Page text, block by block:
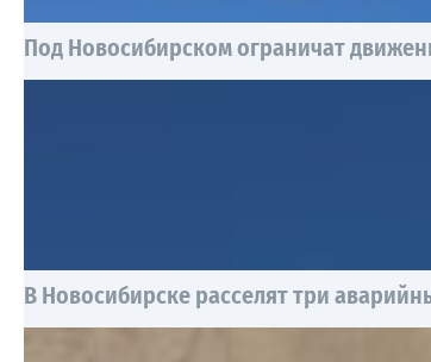
Под Новосибирском ограничат
В Новосибирске расселят три